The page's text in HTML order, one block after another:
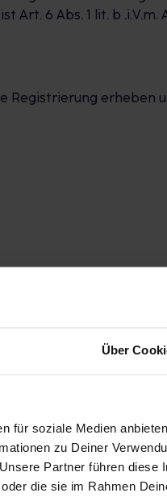
Über
für soziale Medien
zu Deiner
Partner führen diese
die sie im Rahmen
6 Abs. 1 lit. b .i.V.m.
Registrierung erheben